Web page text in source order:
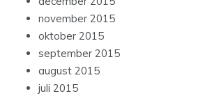
november 2015
oktober 2015
september 2015
august 2015
juli 2015